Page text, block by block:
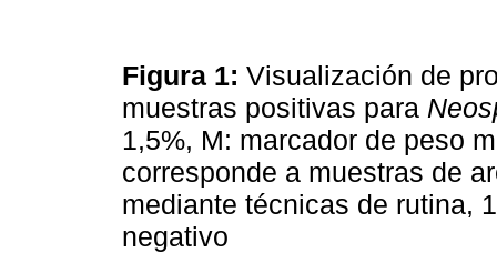
Figura 1: Visualización de
muestras positivas para
1,5%, M: marcador de peso
corresponde a muestras de
mediante técnicas de rutina,
negativo